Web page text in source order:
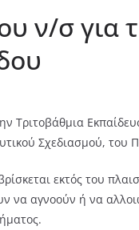
ν/σ για
Τριτοβάθμια
Σχεδιασμού, του
εκτός του
να αγνοούν ή να